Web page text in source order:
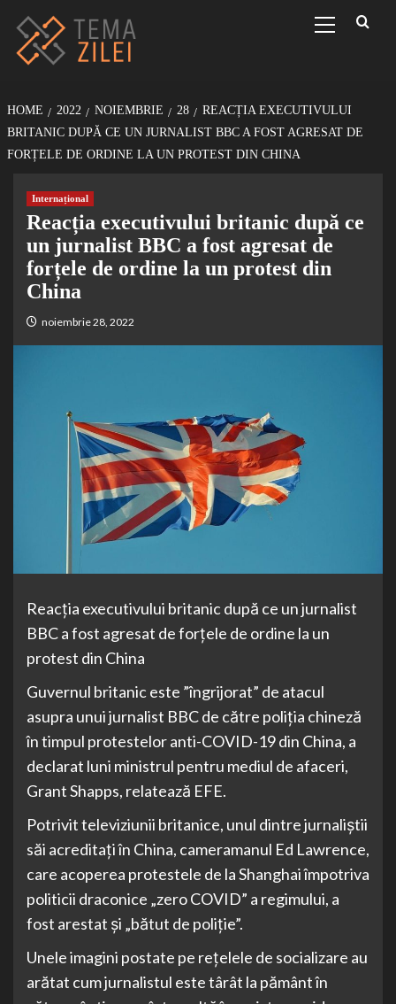
conținut
Menu
HOME 2022 NOIEMBRIE 28
REACȚIA EXECUTIVULUI
BRITANIC DUPĂ CE UN JURNALIST BBC A FOST AGRESAT DE
FORȚELE DE ORDINE LA UN PROTEST DIN CHINA
Internațional
Reacția executivului britanic după ce
un jurnalist BBC a fost agresat de
forțele de ordine la un protest din
China
noiembrie 28, 2022
Reacția executivului britanic după ce un jurnalist
BBC a fost agresat de forțele de ordine la un
protest din China
Guvernul britanic este ”îngrijorat” de atacul
asupra unui jurnalist BBC de către poliţia chineză
în timpul protestelor anti-COVID-19 din China, a
declarat luni ministrul pentru mediul de afaceri,
Grant Shapps, relatează EFE.
Potrivit televiziunii britanice, unul dintre jurnaliştii
săi acreditaţi în China, cameramanul Ed Lawrence,
care acoperea protestele de la Shanghai împotriva
politicii draconice „zero COVID” a regimului, a
fost arestat şi „bătut de poliţie”.
Unele imagini postate pe reţelele de socializare au
arătat cum jurnalistul este târât la pământ în